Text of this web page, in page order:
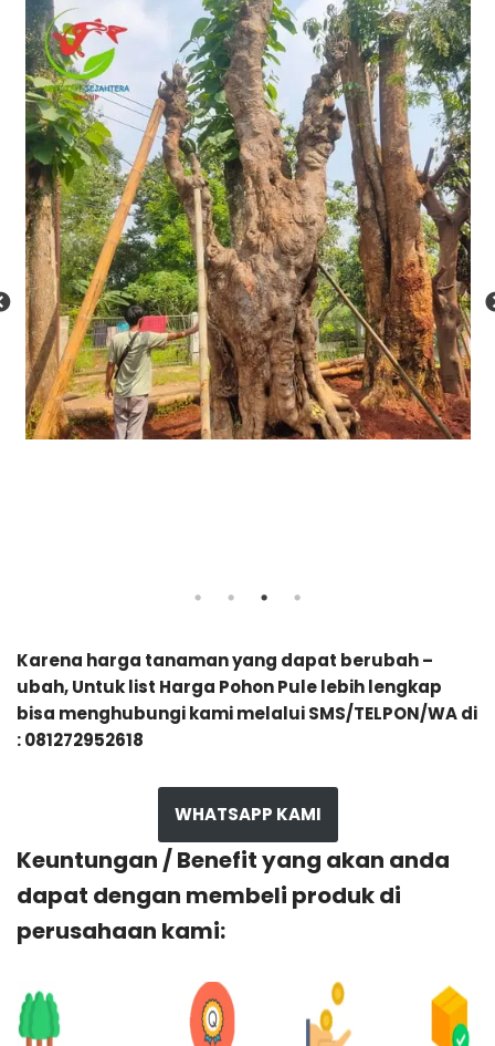
Karena harga tanaman yang dapat berubah –
ubah, Untuk list Harga Pohon Pule lebih lengkap
bisa menghubungi kami melalui SMS/TELPON/WA di
: 081272952618
WHATSAPP KAMI
Keuntungan / Benefit yang akan anda
dapat dengan membeli produk di
perusahaan kami: